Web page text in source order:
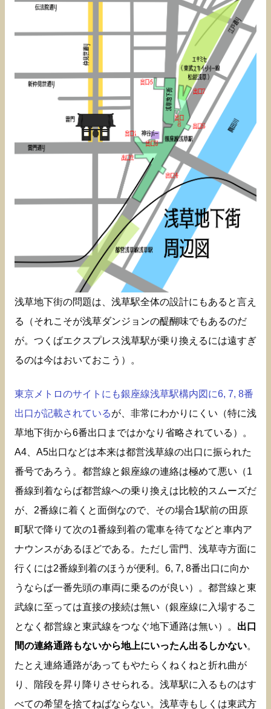
浅草地下街の問題は、浅草駅全体の設計にもあると言え
る（それこそが浅草ダンジョンの醍醐味でもあるのだ
が。つくばエクスプレス浅草駅が乗り換えるには遠すぎ
るのは今はおいておこう）。
東京メトロのサイトにも銀座線浅草駅構内図に6, 7, 8番
出口が記載されているが、非常にわかりにくい（特に浅
草地下街から6番出口まではかなり省略されている）。
A4、A5出口などは本来は都営浅草線の出口に振られた
番号であろう。都営線と銀座線の連絡は極めて悪い（1
番線到着ならば都営線への乗り換えは比較的スムーズだ
が、2番線に着くと面倒なので、その場合1駅前の田原
町駅で降りて次の1番線到着の電車を待てなどと車内ア
ナウンスがあるほどである。ただし雷門、浅草寺方面に
行くには2番線到着のほうが便利。6, 7, 8番出口に向か
うならば一番先頭の車両に乗るのが良い）。都営線と東
武線に至っては直接の接続は無い（銀座線に入場するこ
となく都営線と東武線をつなぐ地下通路は無い）。 出口
間の連絡通路もないから地上にいったん出るしかない。
たとえ連絡通路があってもやたらくねくねと折れ曲が
り、階段を昇り降りさせられる。浅草駅に入るものはす
べての希望を捨てねばならない。浅草寺もしくは東武方